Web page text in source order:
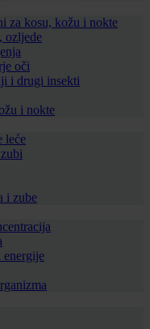
za kosu, kožu i nokte
ozljede
oči
i drugi insekti
i nokte
leće
i zube
energije